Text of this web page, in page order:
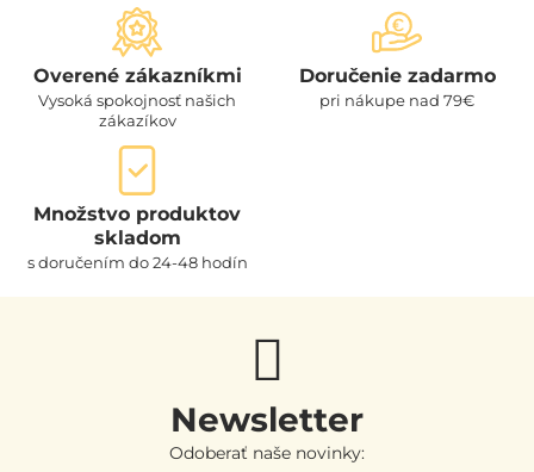
Overené zákazníkmi
Vysoká spokojnosť našich
zákazíkov
Doručenie zadarmo
pri nákupe nad 79€
Množstvo produktov
skladom
s doručením do 24-48 hodín
Newsletter
Odoberať naše novinky: